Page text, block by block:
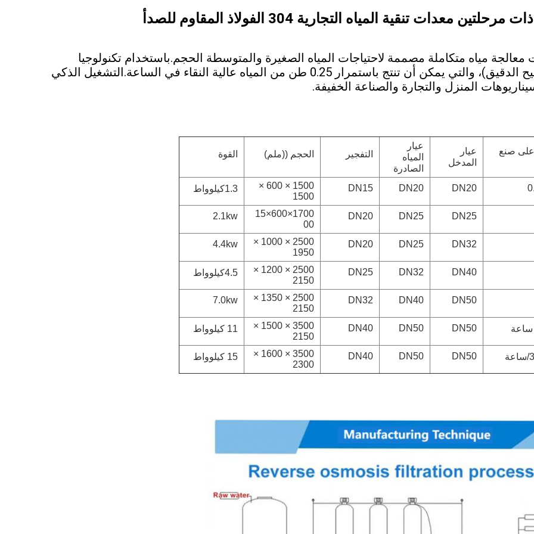
مياه متكاملة مصممة لاحتياجات المياه الصغيرة والمتوسطة الحجم.باستخدام تكنولوجيا
الترشيح في مرحلتين (التجهيز المسبق + الترشيح الدقيق)، والتي يمكن أن تنتج باستمرار 0.25 طن من المياه عالية النقاء في الساعة.التشغيل الذكي
المنزل والتجارة والصناعة الخفيفة.
على صنع
عيار
المدخل
عيار
المياه
الصادرة
التفجير الحجم ((ملم) القوة
DN20
DN20
DN15
1500 × 600 ×
1500
1.3كيلوواط
DN25
DN25
DN20
1700×600×15
00
2.1kw
DN32
DN25
DN20
2500 × 1000 ×
1950
4.4kw
DN40
DN32
DN25
2500 × 1200 ×
2150
4.5كيلوواط
DN50
DN40
DN32
2500 × 1350 ×
2150
7.0kw
DN50
DN50
DN40
3500 × 1500 ×
2150
11 كيلوواط
DN50
DN50
DN40
3500 × 1600 ×
2300
15 كيلوواط